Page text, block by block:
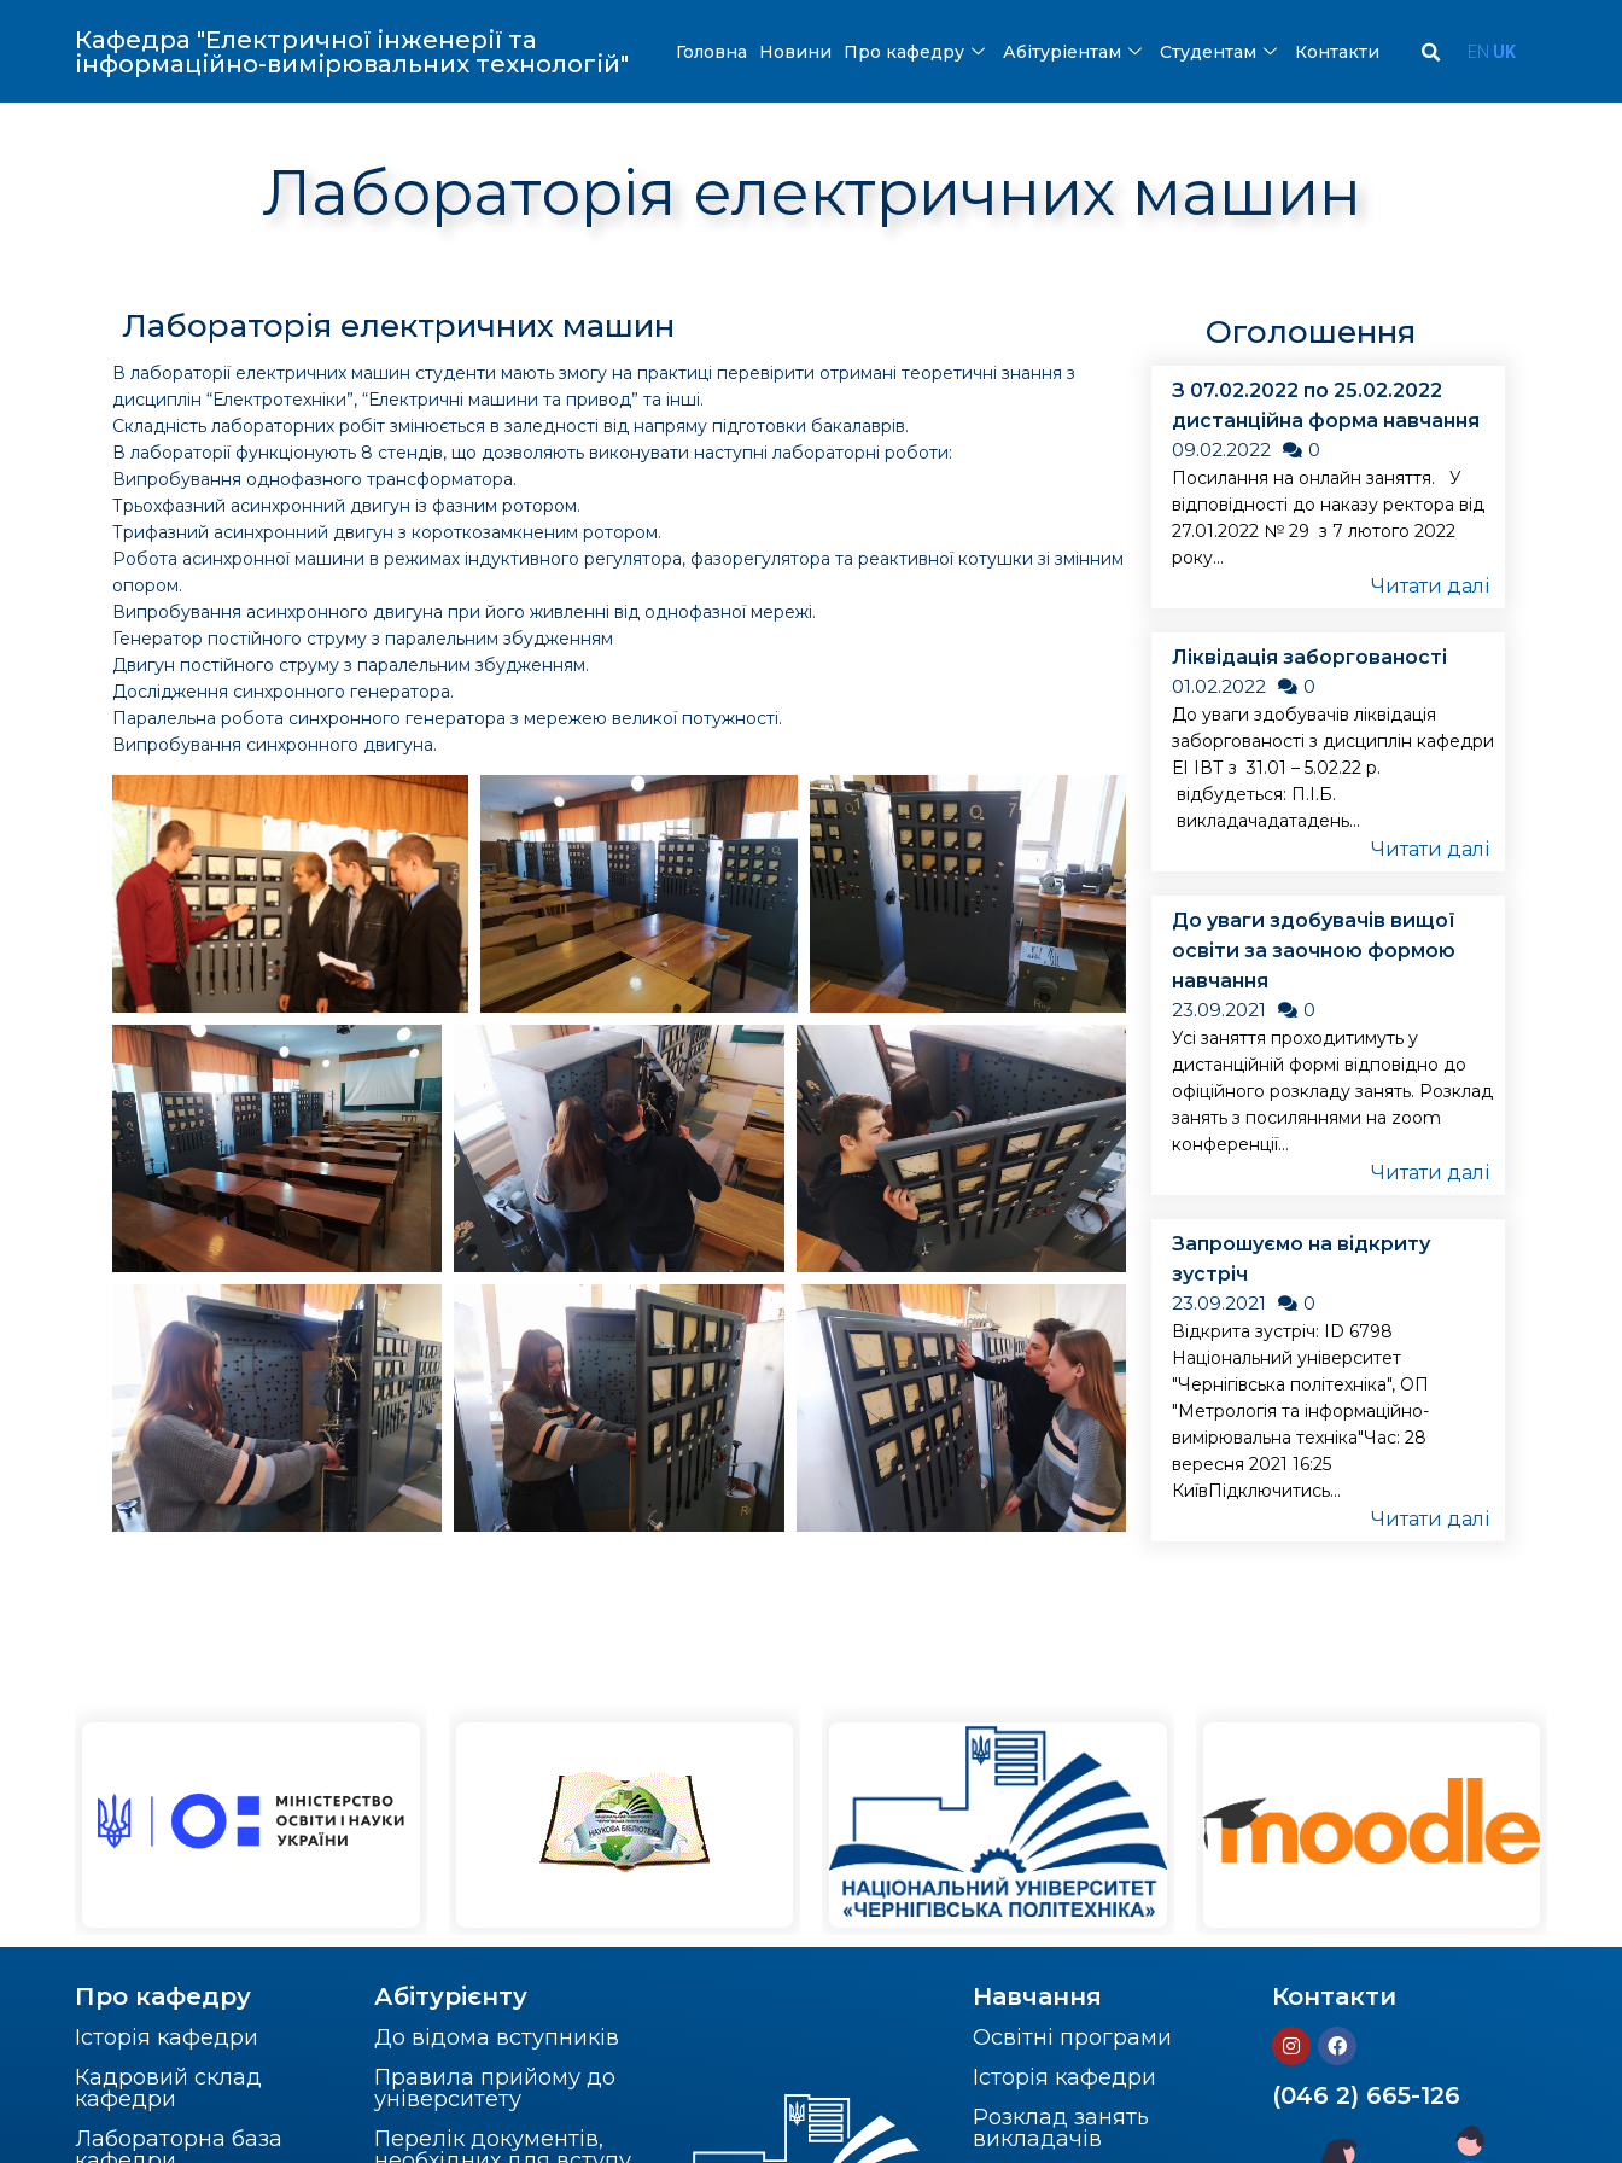
Кафедра "Електричної інженерії та
інформаційно-вимірювальних технологій"
Головна Новини Про кафедру Абітуріентам Студентам Контакти EN UK
Лабораторія електричних машин
Лабораторія електричних машин
В лабораторії електричних машин студенти мають змогу на практиці перевірити отримані теоретичні знання з
дисциплін “Електротехніки”, “Електричні машини та привод” та інші.
Складність лабораторних робіт змінюється в заледності від напряму підготовки бакалаврів.
В лабораторії функціонують 8 стендів, що дозволяють виконувати наступні лабораторні роботи:
Випробування однофазного трансформатора.
Трьохфазний асинхронний двигун із фазним ротором.
Трифазний асинхронний двигун з короткозамкненим ротором.
Робота асинхронної машини в режимах індуктивного регулятора, фазорегулятора та реактивної котушки зі змінним
опором.
Випробування асинхронного двигуна при його живленні від однофазної мережі.
Генератор постійного струму з паралельним збудженням
Двигун постійного струму з паралельним збудженням.
Дослідження синхронного генератора.
Паралельна робота синхронного генератора з мережею великої потужності.
Випробування синхронного двигуна.
Оголошення
З 07.02.2022 по 25.02.2022
дистанційна форма навчання
09.02.2022
0
Посилання на онлайн заняття. У
відповідності до наказу ректора від
27.01.2022 № 29 з 7 лютого 2022
року...
Читати далі
Ліквідація заборгованості
01.02.2022
0
До уваги здобувачів ліквідація
заборгованості з дисциплін кафедри
ЕІ ІВТ з 31.01 – 5.02.22 р.
відбудеться: П.І.Б.
викладачадатадень...
Читати далі
До уваги здобувачів вищої
освіти за заочною формою
навчання
23.09.2021
0
Усі заняття проходитимуть у
дистанційній формі відповідно до
офіційного розкладу занять. Розклад
занять з посиляннями на zoom
конференції...
Читати далі
Запрошуємо на відкриту
зустріч
23.09.2021
0
Відкрита зустріч: ID 6798
Національний університет
"Чернігівська політехніка", ОП
"Метрологія та інформаційно-
вимірювальна техніка"Час: 28
вересня 2021 16:25
КиївПідключитись...
Читати далі
Про кафедру
Історія кафедри
Кадровий склад
кафедри
Лабораторна база
Абітурієнту
До відома вступників
Правила прийому до
університету
Перелік документів,
Навчання
Освітні програми
Історія кафедри
Розклад занять
викладачів
Контакти
(046 2) 665-126